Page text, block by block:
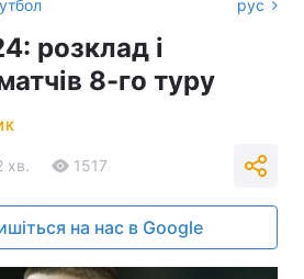
рус
розклад і
8-го туру
хв. 1517
на нас в Google